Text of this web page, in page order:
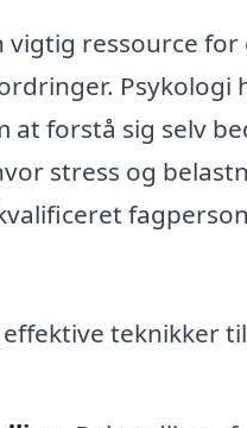
vigtig ressource
Psykologi
forstå sig selv
stress og
teknikker